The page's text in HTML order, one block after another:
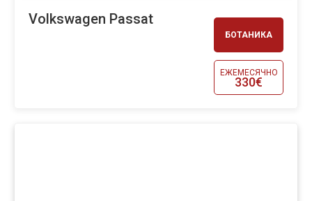
БОТАНИКА
ЕЖЕМЕСЯЧНО
330€
Volkswagen Passat